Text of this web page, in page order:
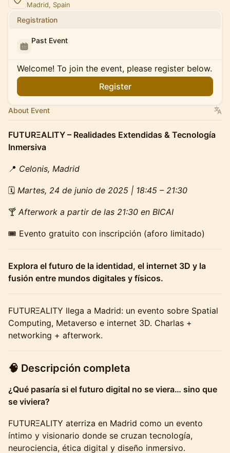
Madrid, Spain
Registration
Past Event
Welcome! To join the event, please register below.
Register
About Event
FUTURΞALITY – Realidades Extendidas & Tecnología
Inmersiva
📍 Celonis, Madrid
🗓 Martes, 24 de junio de 2025 | 18:45 – 21:30
🍸 Afterwork a partir de las 21:30 en BICAI
🎟️ Evento gratuito con inscripción (aforo limitado)
Explora el futuro de la identidad, el internet 3D y la
fusión entre mundos digitales y físicos.
FUTURΞALITY llega a Madrid: un evento sobre Spatial
Computing, Metaverso e internet 3D. Charlas +
networking + afterwork.
🧠 Descripción completa
¿Qué pasaría si el futuro digital no se viera… sino que
se viviera?
FUTURΞALITY aterriza en Madrid como un evento
íntimo y visionario donde se cruzan tecnología,
neurociencia, ética digital y diseño inmersivo.